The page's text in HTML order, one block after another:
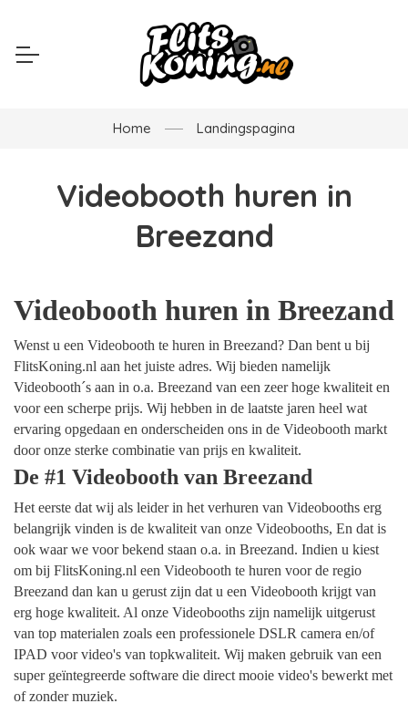
Home Landingspagina
Videobooth huren in
Breezand
Videobooth huren in Breezand
Wenst u een Videobooth te huren in Breezand? Dan bent u bij
FlitsKoning.nl aan het juiste adres. Wij bieden namelijk
Videobooth´s aan in o.a. Breezand van een zeer hoge kwaliteit en
voor een scherpe prijs. Wij hebben in de laatste jaren heel wat
ervaring opgedaan en onderscheiden ons in de Videobooth markt
door onze sterke combinatie van prijs en kwaliteit.
De #1 Videobooth van Breezand
Het eerste dat wij als leider in het verhuren van Videobooths erg
belangrijk vinden is de kwaliteit van onze Videobooths, En dat is
ook waar we voor bekend staan o.a. in Breezand. Indien u kiest
om bij FlitsKoning.nl een Videobooth te huren voor de regio
Breezand dan kan u gerust zijn dat u een Videobooth krijgt van
erg hoge kwaliteit. Al onze Videobooths zijn namelijk uitgerust
van top materialen zoals een professionele DSLR camera en/of
IPAD voor video's van topkwaliteit. Wij maken gebruik van een
super geïntegreerde software die direct mooie video's bewerkt met
of zonder muziek.